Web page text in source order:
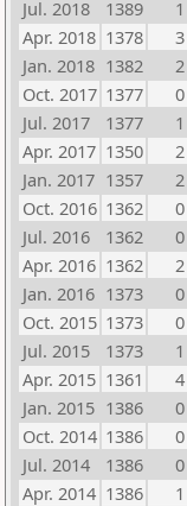
Jul. 2018
1389 1
Apr. 2018 1378 3
Jan. 2018 1382 2
Oct. 2017 1377 0
Jul. 2017
1377 1
Apr. 2017 1350 2
Jan. 2017 1357 2
Oct. 2016 1362 0
Jul. 2016
1362 0
Apr. 2016 1362 2
Jan. 2016 1373 0
Oct. 2015 1373 0
Jul. 2015
1373 1
Apr. 2015 1361 4
Jan. 2015 1386 0
Oct. 2014 1386 0
Jul. 2014
1386 0
Apr. 2014 1386 1